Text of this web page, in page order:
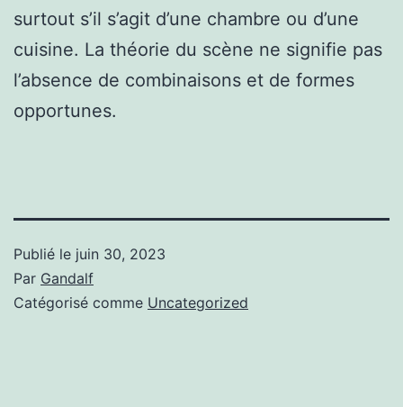
surtout s’il s’agit d’une chambre ou d’une
cuisine. La théorie du scène ne signifie pas
l’absence de combinaisons et de formes
opportunes.
Publié le juin 30, 2023
Par Gandalf
Catégorisé comme Uncategorized